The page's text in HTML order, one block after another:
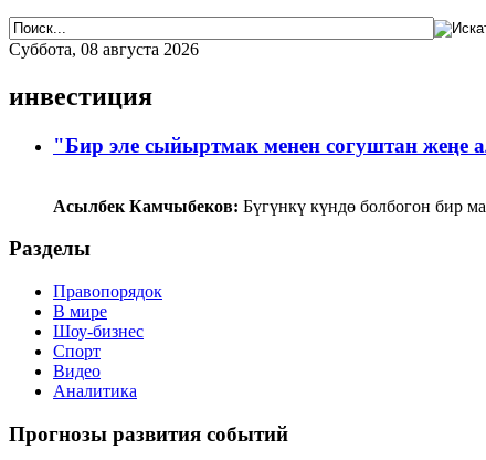
Суббота, 08 августа 2026
инвестиция
"Бир эле сыйыртмак менен согуштан
Асылбек Камчыбеков: Бүгүнкү күндө болбогон бир
Разделы
Правопорядок
В мире
Шоу-бизнес
Спорт
Видео
Аналитика
Прогнозы развития событий